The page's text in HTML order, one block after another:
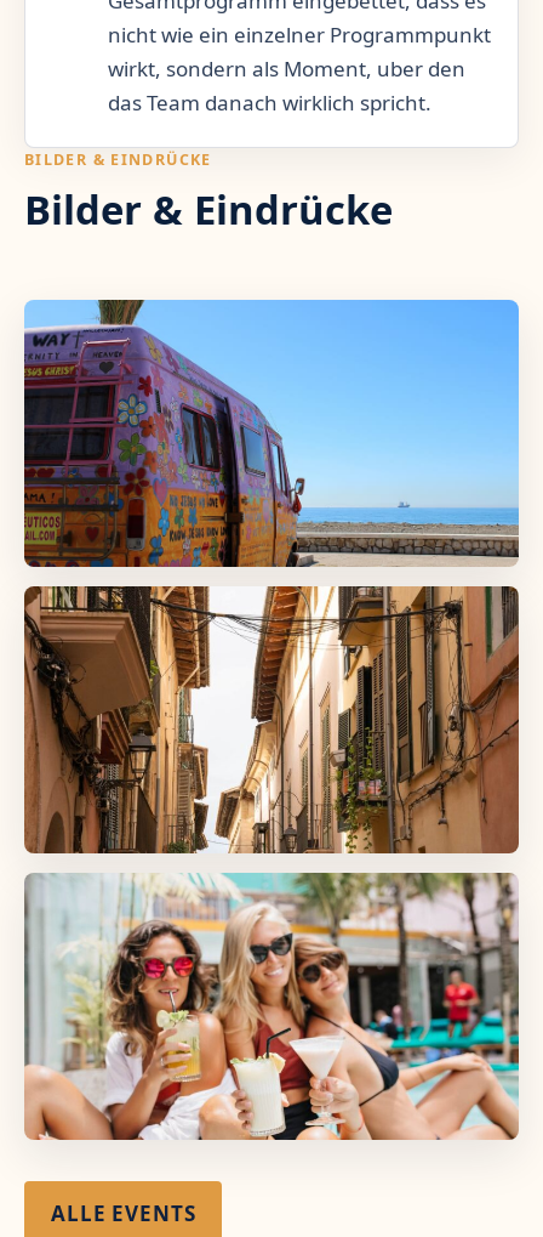
nicht wie ein einzelner Programmpunkt
wirkt, sondern als Moment, uber den
das Team danach wirklich spricht.
BILDER & EINDRÜCKE
Bilder & Eindrücke
ALLE EVENTS